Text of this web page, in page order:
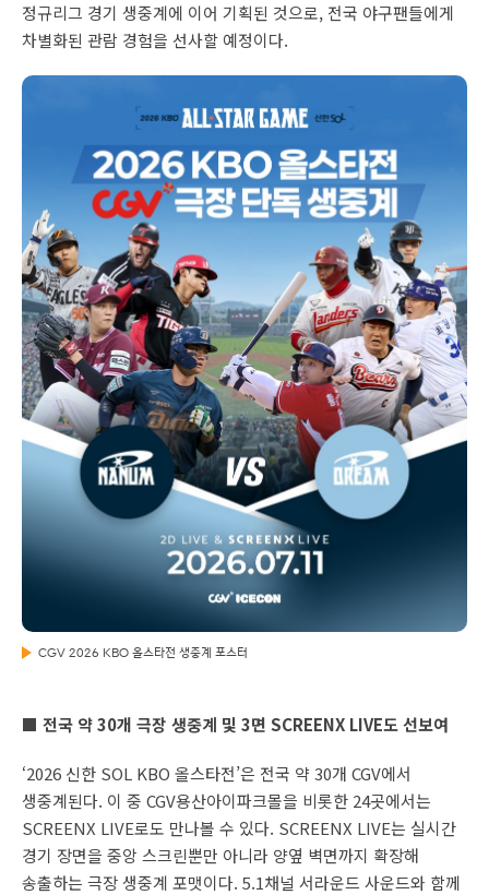
정규리그 경기 생중계에 이어 기획된 것으로, 전국 야구팬들에게
차별화된 관람 경험을 선사할 예정이다.
CGV 2026 KBO 올스타전 생중계 포스터
■ 전국 약 30개 극장 생중계 및 3면 SCREENX LIVE도 선보여
‘2026 신한 SOL KBO 올스타전’은 전국 약 30개 CGV에서
생중계된다. 이 중 CGV용산아이파크몰을 비롯한 24곳에서는
SCREENX LIVE로도 만나볼 수 있다. SCREENX LIVE는 실시간
경기 장면을 중앙 스크린뿐만 아니라 양옆 벽면까지 확장해
송출하는 극장 생중계 포맷이다. 5.1채널 서라운드 사운드와 함께